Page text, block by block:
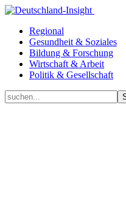
Regional
Gesundheit & Soziales
Bildung & Forschung
Wirtschaft & Arbeit
Politik & Gesellschaft